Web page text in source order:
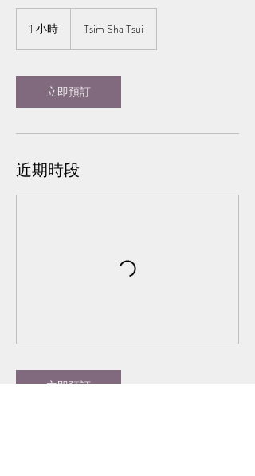
1 小時 Tsim Sha Tsui
立即預訂
近期時段
立即預訂